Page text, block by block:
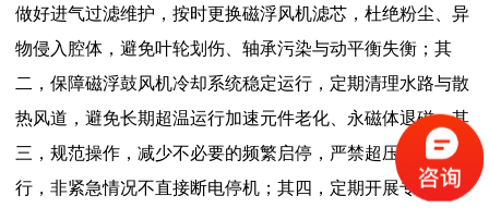
做好进气过滤维护，按时更换磁浮风机滤芯，杜绝粉尘、异
物侵入腔体，避免叶轮划伤、轴承污染与动平衡失衡；其
二，保障磁浮鼓风机冷却系统稳定运行，定期清理水路与散
热风道，避免长期超温运行加速元件老化、永磁体退磁；其
三，规范操作，减少不必要的频繁启停，严禁超压超负载运
行，非紧急情况不直接断电停机；其四，定期开展专业校